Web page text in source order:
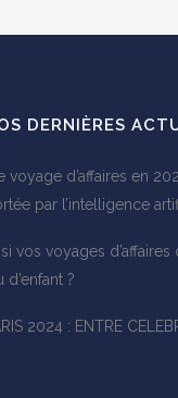
DERNIÈRES
voyage d’affaires en
par l’intelligence
si vos voyages
d’enfant ?
2024 : ENTRE